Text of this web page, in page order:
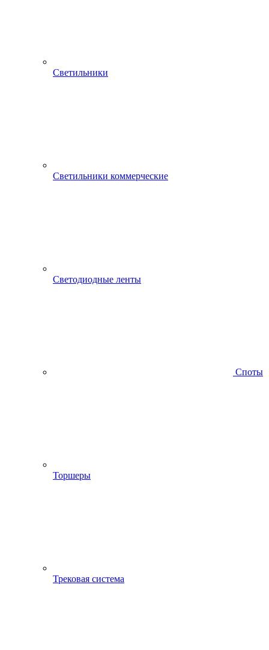
Светильники
Светильники коммерческие
Светодиодные ленты
Споты
Торшеры
Трековая система